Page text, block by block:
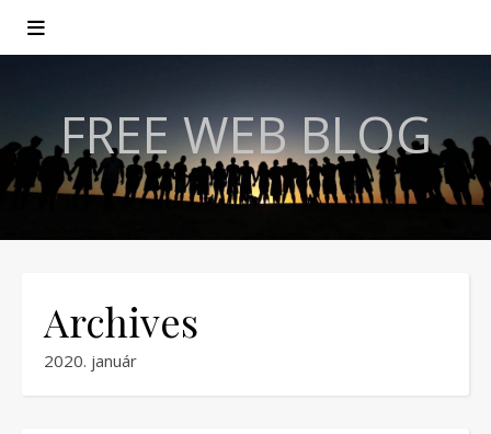
FREE WEB BLOG
Archives
2020. január